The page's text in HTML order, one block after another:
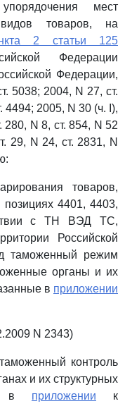
мест
видов товаров, на
2 статьи 125
Федерации
Федерации,
5038; 2004, N 27, ст.
4494; 2005, N 30 (ч. I),
280, N 8, ст. 854, N 52
29, N 24, ст. 2831, N
товаров,
4401, 4403,
с ТН ВЭД ТС,
Российской
таможенный режим
органы и их
в приложении
N 2343)
контроль
и их структурных
в приложении к